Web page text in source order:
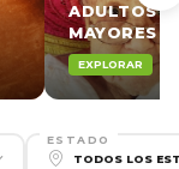
ADULTOS
MAYORES
EXPLORAR
ESTADO